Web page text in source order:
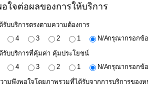
ใจต่อผลของการให้บริการ
รับบริการตรงตามความต้องการ
4 3 2 1 N/Aกรุณากรอกข้
รับบริการที่คุ้มค่า คุ้มประโยชน์
4 3 2 1 N/Aกรุณากรอกข้
ามพึงพอใจโดยภาพรวมที่ได้รับจากการบริการของ